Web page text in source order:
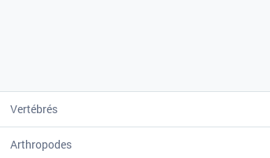
Vertébrés
Arthropodes